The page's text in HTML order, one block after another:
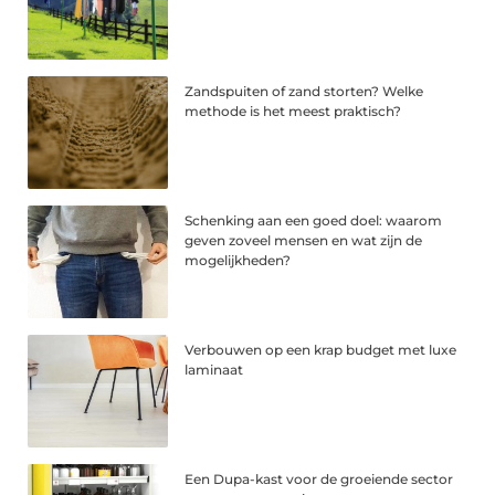
Zandspuiten of zand storten? Welke
methode is het meest praktisch?
Schenking aan een goed doel: waarom
geven zoveel mensen en wat zijn de
mogelijkheden?
Verbouwen op een krap budget met luxe
laminaat
Een Dupa-kast voor de groeiende sector